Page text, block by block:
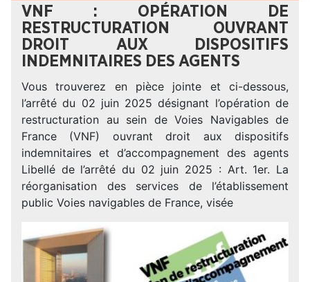
VNF : OPÉRATION DE
RESTRUCTURATION OUVRANT
DROIT AUX DISPOSITIFS
INDEMNITAIRES DES AGENTS
Vous trouverez en pièce jointe et ci-dessous,
l’arrêté du 02 juin 2025 désignant l’opération de
restructuration au sein de Voies Navigables de
France (VNF) ouvrant droit aux dispositifs
indemnitaires et d’accompagnement des agents
Libellé de l’arrêté du 02 juin 2025 : Art. 1er. La
réorganisation des services de l’établissement
public Voies navigables de France, visée